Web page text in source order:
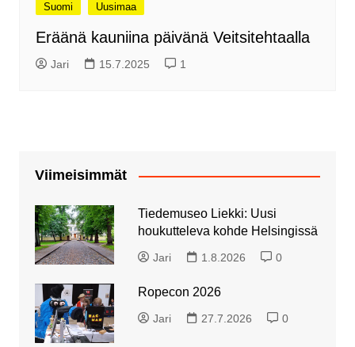
Suomi Uusimaa
Eräänä kauniina päivänä Veitsitehtaalla
Jari 15.7.2025 1
Viimeisimmät
Tiedemuseo Liekki: Uusi
houkutteleva kohde Helsingissä
Jari 1.8.2026 0
Ropecon 2026
Jari 27.7.2026 0